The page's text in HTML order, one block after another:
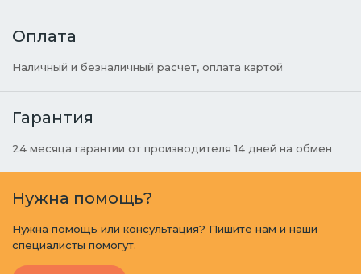
Оплата
Наличный и безналичный расчет, оплата картой
Гарантия
24 месяца гарантии от производителя 14 дней на обмен
Нужна помощь?
Нужна помощь или консультация? Пишите нам и наши
специалисты помогут.